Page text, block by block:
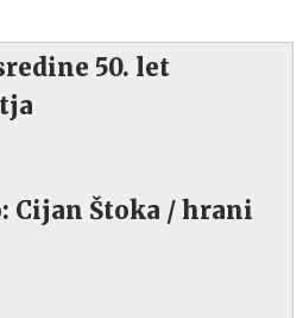
50. let